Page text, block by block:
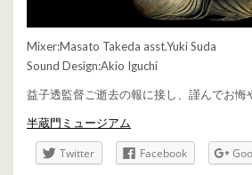
Mixer:Masato Takeda asst.Yuki Suda
Sound Design:Akio Iguchi
益子透監督ご逝去の報に接し、謹んでお悔
半蔵門ミュージアム
Twitter Facebook